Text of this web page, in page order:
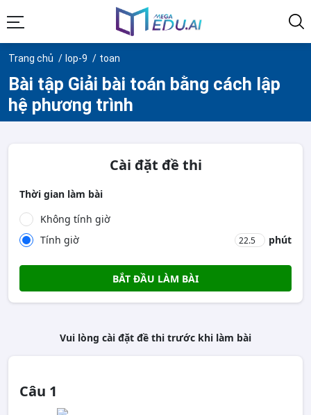
Trang chủ lop-9 toan
Bài tập Giải bài toán bằng cách lập
hệ phương trình
Cài đặt đề thi
Thời gian làm bài
Không tính giờ
Tính giờ
phút
BẮT ĐẦU LÀM BÀI
Vui lòng cài đặt đề thi trước khi làm bài
Câu 1